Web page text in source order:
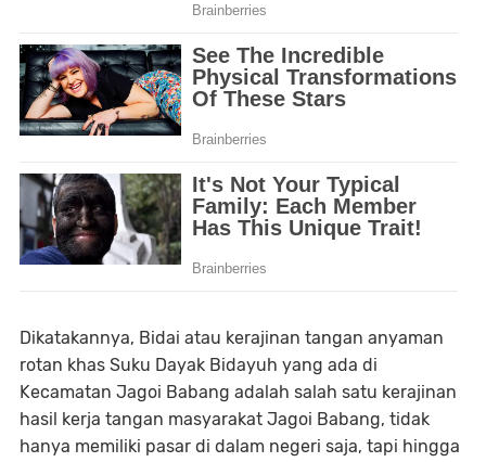
Dikatakannya, Bidai atau kerajinan tangan anyaman
rotan khas Suku Dayak Bidayuh yang ada di
Kecamatan Jagoi Babang adalah salah satu kerajinan
hasil kerja tangan masyarakat Jagoi Babang, tidak
hanya memiliki pasar di dalam negeri saja, tapi hingga